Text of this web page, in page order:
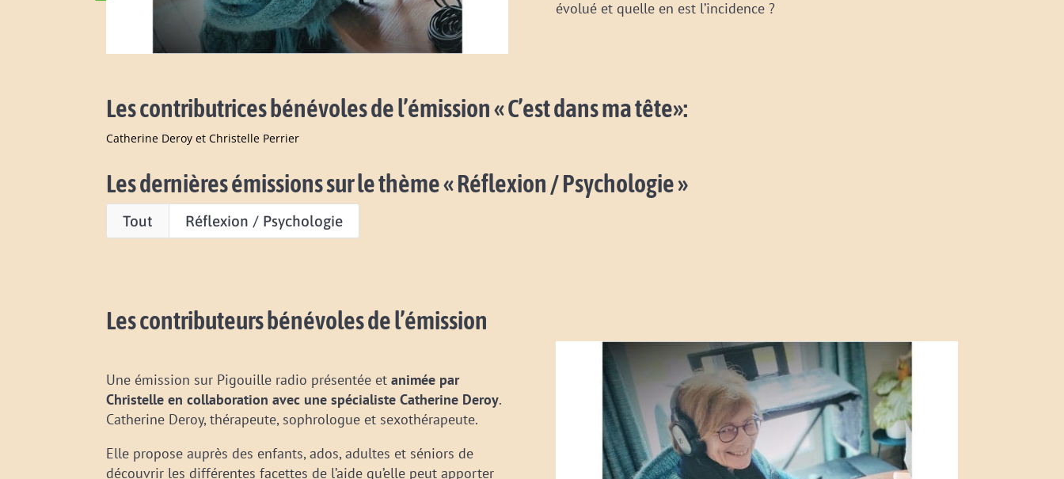
évolué et quelle en est l’incidence ?
Les contributrices bénévoles de l’émission « C’est dans ma tête»:
Catherine Deroy et Christelle Perrier
Les dernières émissions sur le thème « Réflexion / Psychologie »
Tout Réflexion / Psychologie
Les contributeurs bénévoles de l’émission
Une émission sur Pigouille radio présentée et animée par
Christelle en collaboration avec une spécialiste Catherine Deroy.
Catherine Deroy, thérapeute, sophrologue et sexothérapeute.
Elle propose auprès des enfants, ados, adultes et séniors de
découvrir les différentes facettes de l’aide qu’elle peut apporter